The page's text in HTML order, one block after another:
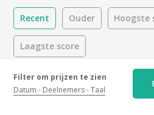
Filter om prijzen te zien
Datum Deelnemers Taal
Recent Ouder Hoogste
Laagste score